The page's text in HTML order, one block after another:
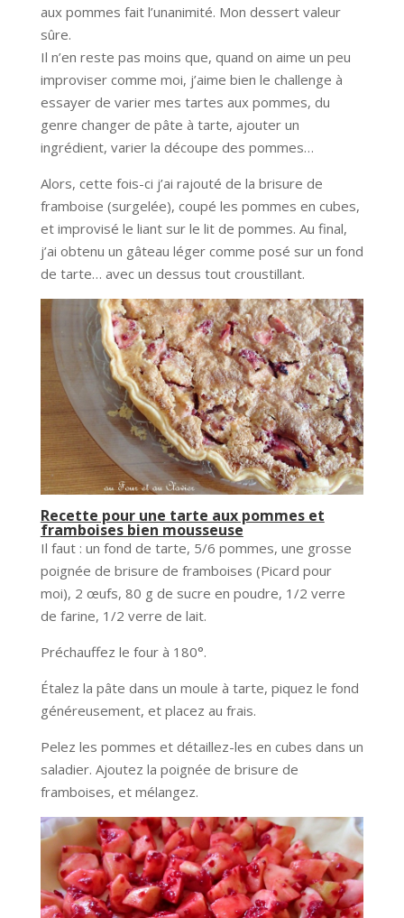
aux pommes fait l’unanimité. Mon dessert valeur
sûre.
Il n’en reste pas moins que, quand on aime un peu
improviser comme moi, j’aime bien le challenge à
essayer de varier mes tartes aux pommes, du
genre changer de pâte à tarte, ajouter un
ingrédient, varier la découpe des pommes…
Alors, cette fois-ci j’ai rajouté de la brisure de
framboise (surgelée), coupé les pommes en cubes,
et improvisé le liant sur le lit de pommes. Au final,
j’ai obtenu un gâteau léger comme posé sur un fond
de tarte… avec un dessus tout croustillant.
Recette pour une tarte aux pommes et
framboises bien mousseuse
Il faut : un fond de tarte, 5/6 pommes, une grosse
poignée de brisure de framboises (Picard pour
moi), 2 œufs, 80 g de sucre en poudre, 1/2 verre
de farine, 1/2 verre de lait.
Préchauffez le four à 180°.
Étalez la pâte dans un moule à tarte, piquez le fond
généreusement, et placez au frais.
Pelez les pommes et détaillez-les en cubes dans un
saladier. Ajoutez la poignée de brisure de
framboises, et mélangez.